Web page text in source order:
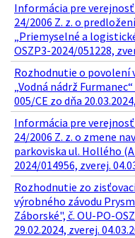
Informácia pre verejnosť
24/2006 Z. z. o
„Priemyselné a
OSZP3-2024/051228,
Rozhodnutie o povolení
„Vodná nádrž
005/CE zo dňa
Informácia pre verejnosť
24/2006 Z. z. o zmene
parkoviska ul. Hollého
2024/014956, zverej.
Rozhodnutie zo
výrobného závodu
Záborské", č. OU-PO-
29.02.2024, zverej.